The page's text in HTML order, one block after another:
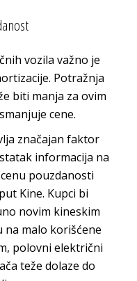
vozila važno je
Potražnja
biti manja za ovim
cene.
značajan faktor
informacija na
pouzdanosti
Kine. Kupci bi
novim kineskim
na malo korišćene
polovni električni
teže dolaze do